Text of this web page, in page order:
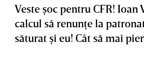
Veste şoc pentru CFR! Ioan
calcul să renunţe la
săturat şi eu! Cât să mai